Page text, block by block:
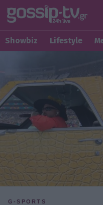
Showbiz Lifestyle
G-SPORTS